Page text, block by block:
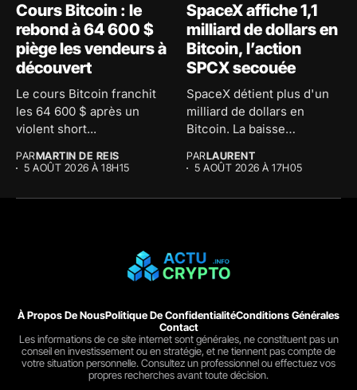
Cours Bitcoin : le
rebond à 64 600 $
piège les vendeurs à
découvert
Le cours Bitcoin franchit
les 64 600 $ après un
violent short...
PARMARTIN DE REIS
5 AOÛT 2026 À 18H15
SpaceX affiche 1,1
milliard de dollars en
Bitcoin, l’action
SPCX secouée
SpaceX détient plus d'un
milliard de dollars en
Bitcoin. La baisse
PARLAURENT
5 AOÛT 2026 À 17H05
À Propos De NousPolitique De ConfidentialitéConditions Générales
Contact
Les informations de ce site internet sont générales, ne constituent pas un
conseil en investissement ou en stratégie, et ne tiennent pas compte de
votre situation personnelle. Consultez un professionnel ou effectuez vos
propres recherches avant toute décision.